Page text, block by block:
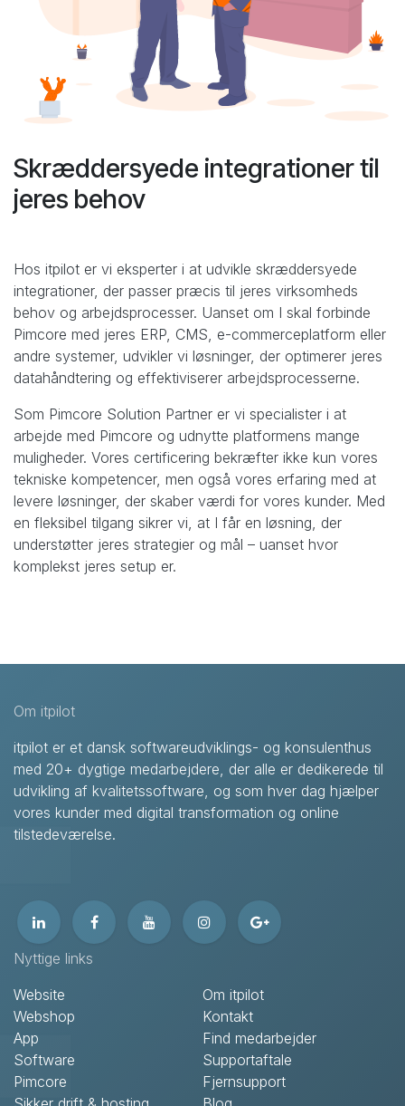
Skræddersyede integrationer til
jeres behov
Hos itpilot er vi eksperter i at udvikle skræddersyede
integrationer, der passer præcis til jeres virksomheds
behov og arbejdsprocesser. Uanset om I skal forbinde
Pimcore med jeres ERP, CMS, e-commerceplatform eller
andre systemer, udvikler vi løsninger, der optimerer jeres
datahåndtering og effektiviserer arbejdsprocesserne.
Som Pimcore Solution Partner er vi specialister i at
arbejde med Pimcore og udnytte platformens mange
muligheder. Vores certificering bekræfter ikke kun vores
tekniske kompetencer, men også vores erfaring med at
levere løsninger, der skaber værdi for vores kunder. Med
en fleksibel tilgang sikrer vi, at I får en løsning, der
understøtter jeres strategier og mål – uanset hvor
komplekst jeres setup er.
Om itpilot
itpilot er et dansk softwareudviklings- og konsulenthus
med 20+ dygtige medarbejdere, der alle er dedikerede til
udvikling af kvalitetssoftware, og som hver dag hjælper
vores kunder med digital transformation og online
tilstedeværelse.
Nyttige links
Website
Webshop
App
Software
Pimcore
Om itpilot
Kontakt
Find medarbejder
Supportaftale
Fjernsupport